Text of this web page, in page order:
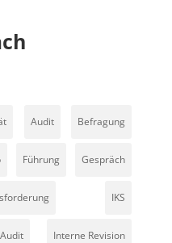
Audit Befragung
Führung Gespräch
IKS
Interne Revision